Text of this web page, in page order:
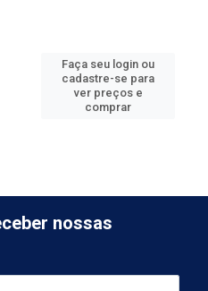
Faça seu login ou
cadastre-se para
ver preços e
comprar
nossas